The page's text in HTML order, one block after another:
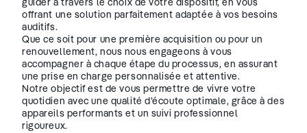
offrant une solution parfaitement adaptée à vos besoins
auditifs.
Que ce soit pour une première acquisition ou pour un
renouvellement, nous nous engageons à vous
accompagner à chaque étape du processus, en assurant
une prise en charge personnalisée et attentive.
Notre objectif est de vous permettre de vivre votre
quotidien avec une qualité d’écoute optimale, grâce à des
appareils performants et un suivi professionnel
rigoureux.